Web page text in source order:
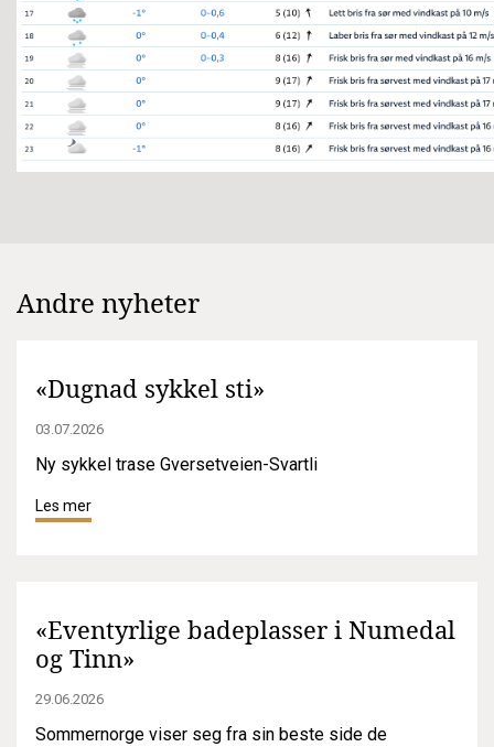
Andre nyheter
«Dugnad sykkel sti»
03.07.2026
Ny sykkel trase Gversetveien-Svartli
Les mer
«Eventyrlige badeplasser i Numedal
og Tinn»
29.06.2026
Sommernorge viser seg fra sin beste side de